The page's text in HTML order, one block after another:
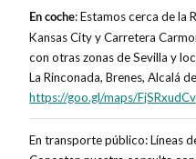
En coche: Estamos cerca de la
Kansas City y Carretera
con otras zonas de Sevilla y
La Rinconada, Brenes, Alcalá
https://goo.gl/maps/FjSRxudCv
En transporte público: Líneas